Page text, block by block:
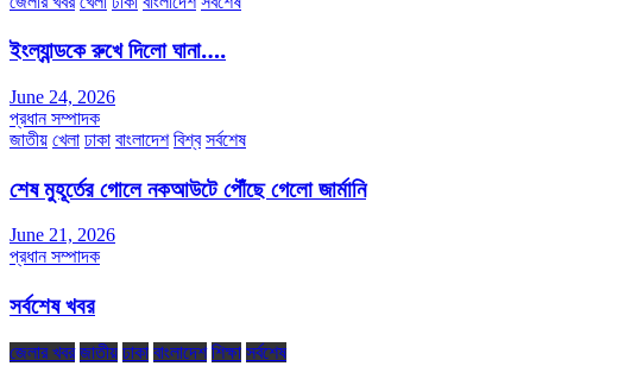
ইংল্যান্ডকে রুখে দিলো ঘানা….
June 24, 2026
প্রধান সম্পাদক
জাতীয় খেলা ঢাকা বাংলাদেশ বিশ্ব সর্বশেষ
শেষ মুহূর্তের গোলে নকআউটে পৌঁছে গেলো জার্মানি
June 21, 2026
প্রধান সম্পাদক
সর্বশেষ খবর
জেলার খবর জাতীয় ঢাকা বাংলাদেশ শিক্ষা সর্বশেষ